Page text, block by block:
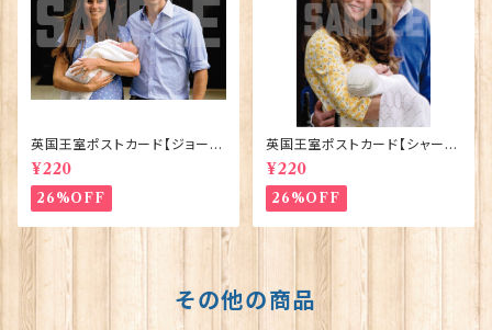
英国王室ポストカード【ジョージ
王子ご誕生】Pageantry Post
card 90183-JEF100
¥220
26%OFF
英国王室ポストカード【シャーロ
ット王女2】Pageantry Postca
rd 90183-JEF202
¥220
26%OFF
その他の商品